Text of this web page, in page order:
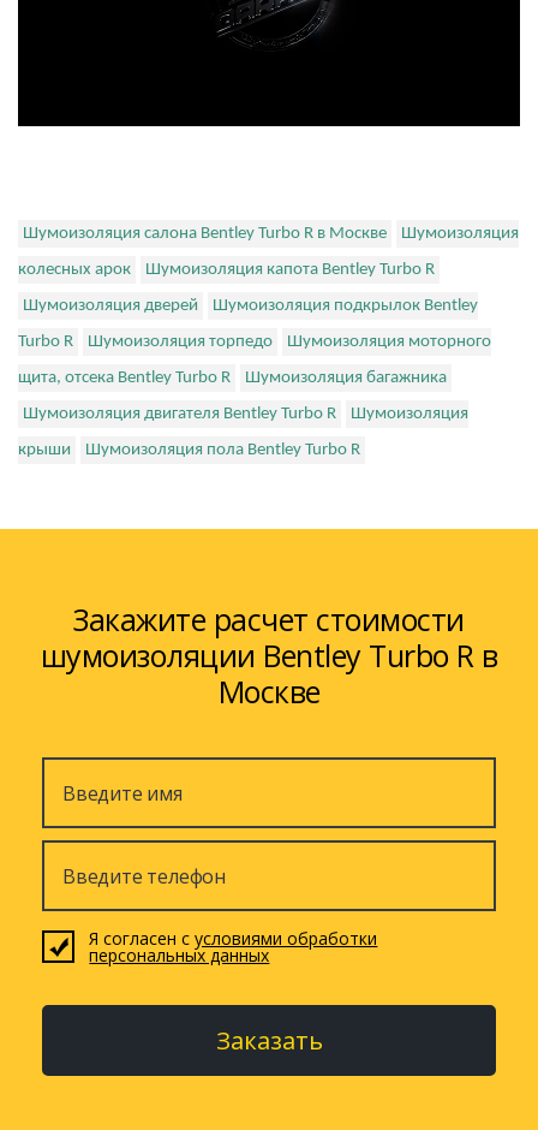
Шумоизоляция салона Bentley Turbo R в Москве
Шумоизоляция
колесных арок
Шумоизоляция капота Bentley Turbo R
Шумоизоляция дверей
Шумоизоляция подкрылок Bentley
Turbo R
Шумоизоляция торпедо
Шумоизоляция моторного
щита, отсека Bentley Turbo R
Шумоизоляция багажника
Шумоизоляция двигателя Bentley Turbo R
Шумоизоляция
крыши
Шумоизоляция пола Bentley Turbo R
Закажите расчет стоимости
шумоизоляции Bentley Turbo R в
Москве
Я согласен сусловиями обработки
персональных данных
Заказать